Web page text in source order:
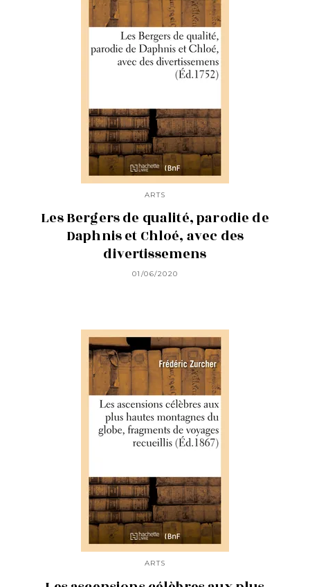
ARTS
Les Bergers de qualité, parodie de
Daphnis et Chloé, avec des
divertissemens
01/06/2020
ARTS